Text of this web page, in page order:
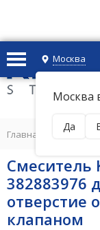
Москва
Москва
Да
Главная
Смеситель
382883976
отверстие
клапаном